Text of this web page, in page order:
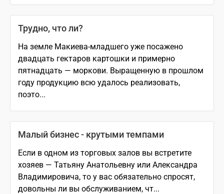
Трудно, что ли?
На земле Макиева-младшего уже посажено
двадцать гектаров картошки и примерно
пятнадцать — моркови. Выращенную в прошлом
году продукцию всю удалось реализовать,
поэто...
Малый бизнес - крутыми темпами
Если в одном из торговых залов вы встретите
хозяев — Татьяну Анатольевну или Александра
Владимировича, то у вас обязательно спросят,
довольны ли вы обслуживанием, чт...